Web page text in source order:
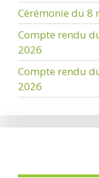
Cérémonie du 8
Compte rendu
2026
Compte rendu
2026